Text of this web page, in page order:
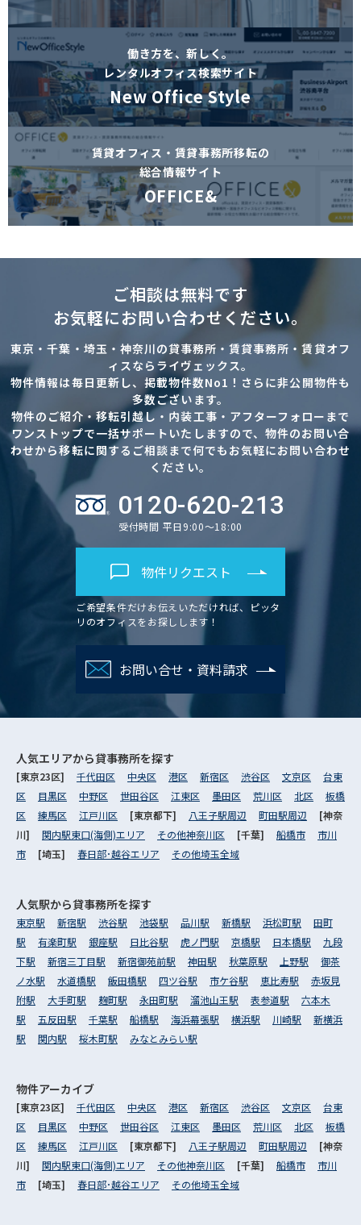
働き方を、新しく。
レンタルオフィス検索サイト
New Office Style
賃貸オフィス・賃貸事務所移転の
総合情報サイト
OFFICE&
ご相談は無料です
お気軽にお問い合わせください。
東京・千葉・埼玉・神奈川の貸事務所・賃貸事務所・賃貸オフ
ィスならライヴェックス。
物件情報は毎日更新し、掲載物件数No1！さらに非公開物件も
多数ございます。
物件のご紹介・移転引越し・内装工事・アフターフォローまで
ワンストップで一括サポートいたしますので、物件のお問い合
わせから移転に関するご相談まで何でもお気軽にお問い合わせ
ください。
0120-620-213
受付時間 平日9:00～18:00
物件リクエスト
ご希望条件だけお伝えいただければ、ピッタ
リのオフィスをお探しします！
お問い合せ・資料請求
人気エリアから貸事務所を探す
[東京23区] 千代田区 中央区 港区 新宿区 渋谷区 文京区
台東
区
目黒区 中野区 世田谷区 江東区 墨田区 荒川区 北区
板橋
区
練馬区 江戸川区 [東京都下] 八王子駅周辺 町田駅周辺
[神奈
川] 関内駅東口(海側)エリア その他神奈川区 [千葉] 船橋市
市川
市
[埼玉] 春日部･越谷エリア その他埼玉全域
人気駅から貸事務所を探す
東京駅 新宿駅 渋谷駅 池袋駅 品川駅 新橋駅 浜松町駅
田町
駅
有楽町駅 銀座駅 日比谷駅 虎ノ門駅 京橋駅 日本橋駅
九段
下駅
新宿三丁目駅 新宿御苑前駅 神田駅 秋葉原駅 上野駅
御茶
ノ水駅
水道橋駅 飯田橋駅 四ツ谷駅 市ケ谷駅 恵比寿駅
赤坂見
附駅
大手町駅 麹町駅 永田町駅 溜池山王駅 表参道駅
六本木
駅
五反田駅 千葉駅 船橋駅 海浜幕張駅 横浜駅 川崎駅
新横浜
駅
関内駅 桜木町駅 みなとみらい駅
物件アーカイブ
[東京23区] 千代田区 中央区 港区 新宿区 渋谷区 文京区
台東
区
目黒区 中野区 世田谷区 江東区 墨田区 荒川区 北区
板橋
区
練馬区 江戸川区 [東京都下] 八王子駅周辺 町田駅周辺
[神奈
川] 関内駅東口(海側)エリア その他神奈川区 [千葉] 船橋市
市川
市
[埼玉] 春日部･越谷エリア その他埼玉全域